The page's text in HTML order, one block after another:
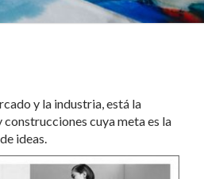
y la industria, está la
cuya meta es la
ideas.